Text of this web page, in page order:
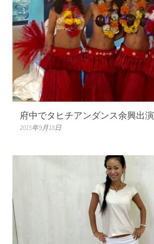
府中でタヒチアンダンス余興出演
2015年9月18日